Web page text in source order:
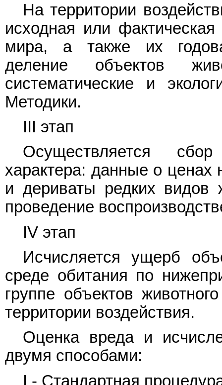
На территории
исходная или
мира, а также их
деление объектов
систематические и
Методики.
III этап
Осуществляется
характера: данные о ценах
и дериваты редких видов
проведение
IV этап
Исчисляется ущерб
среде обитания по
группе объектов
территории воздействия.
Оценка вреда и
двумя способами:
I - Стандартная